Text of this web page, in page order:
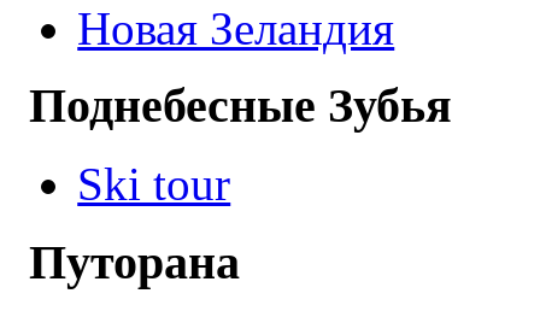
Новая Зеландия
Поднебесные Зубья
Ski tour
Путорана